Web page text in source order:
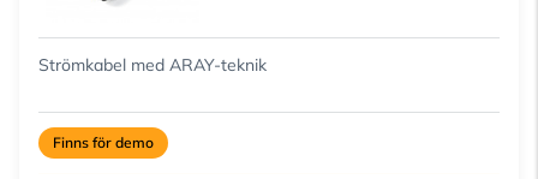
Strömkabel med ARAY-teknik
Finns för demo